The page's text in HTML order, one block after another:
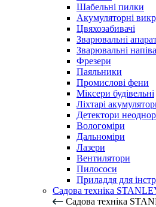
Шабельні пилки
Акумуляторні
Цвяхозабивачі
Зварювальні
Зварювальні
Фрезери
Паяльники
Промислові фени
Міксери будівельні
Ліхтарі
Детектори
Вологоміри
Дальноміри
Лазери
Вентилятори
Пилососи
Приладдя для
Садова техніка
Садова техніка